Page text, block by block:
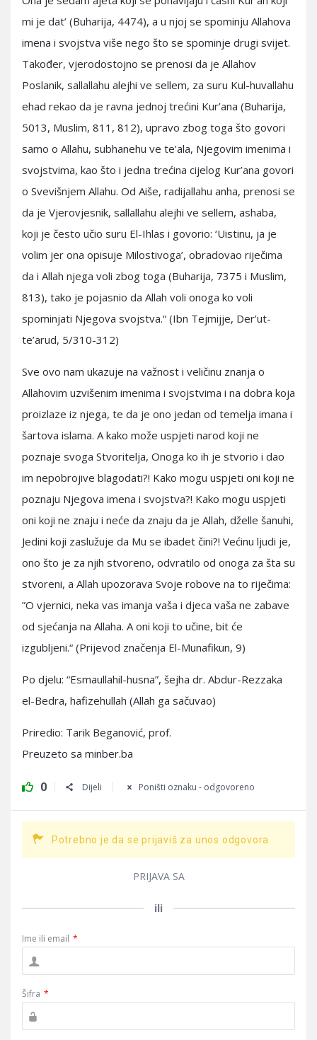
mi je dat’ (Buharija, 4474), a u njoj se spominju Allahova
imena i svojstva više nego što se spominje drugi svijet.
Također, vjerodostojno se prenosi da je Allahov
Poslanik, sallallahu alejhi ve sellem, za suru Kul-huvallahu
ehad rekao da je ravna jednoj trećini Kur’ana (Buharija,
5013, Muslim, 811, 812), upravo zbog toga što govori
samo o Allahu, subhanehu ve te’ala, Njegovim imenima i
svojstvima, kao što i jedna trećina cijelog Kur’ana govori
o Svevišnjem Allahu. Od Aiše, radijallahu anha, prenosi se
da je Vjerovjesnik, sallallahu alejhi ve sellem, ashaba,
koji je često učio suru El-Ihlas i govorio: ‘Uistinu, ja je
volim jer ona opisuje Milostivoga’, obradovao riječima
da i Allah njega voli zbog toga (Buharija, 7375 i Muslim,
813), tako je pojasnio da Allah voli onoga ko voli
spominjati Njegova svojstva.“ (Ibn Tejmijje, Der’ut-
te’arud, 5/310-312)
Sve ovo nam ukazuje na važnost i veličinu znanja o
Allahovim uzvišenim imenima i svojstvima i na dobra koja
proizlaze iz njega, te da je ono jedan od temelja imana i
šartova islama. A kako može uspjeti narod koji ne
poznaje svoga Stvoritelja, Onoga ko ih je stvorio i dao
im nepobrojive blagodati?! Kako mogu uspjeti oni koji ne
poznaju Njegova imena i svojstva?! Kako mogu uspjeti
oni koji ne znaju i neće da znaju da je Allah, dželle šanuhi,
Jedini koji zaslužuje da Mu se ibadet čini?! Većinu ljudi je,
ono što je za njih stvoreno, odvratilo od onoga za šta su
stvoreni, a Allah upozorava Svoje robove na to riječima:
”O vjernici, neka vas imanja vaša i djeca vaša ne zabave
od sjećanja na Allaha. A oni koji to učine, bit će
izgubljeni.“ (Prijevod značenja El-Munafikun, 9)
Po djelu: “Esmaullahil-husna”, šejha dr. Abdur-Rezzaka
el-Bedra, hafizehullah (Allah ga sačuvao)
Priredio: Tarik Beganović, prof.
Preuzeto sa minber.ba
0 Dijeli Poništi oznaku - odgovoreno
Potrebno je da se prijaviš za unos odgovora.
PRIJAVA SA
ili
Ime ili email *
Šifra *